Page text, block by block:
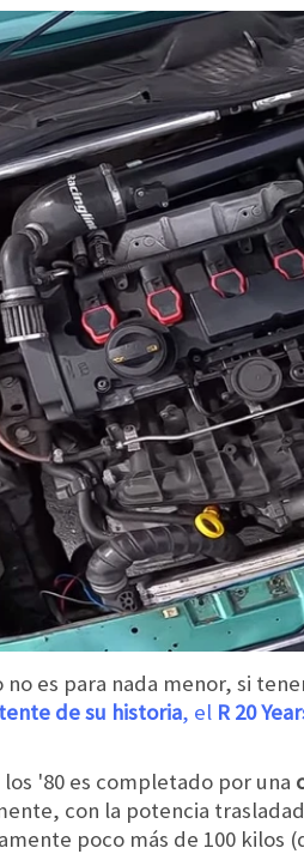
es para nada menor, si
de su historia, el R 20
'80 es completado por una
con la potencia
poco más de 100 kilos